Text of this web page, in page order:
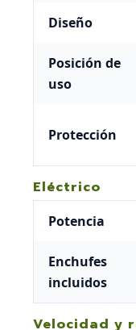
Diseño
Posición de
uso
Protección
Eléctrico
Potencia
Enchufes
incluidos
Velocidad y